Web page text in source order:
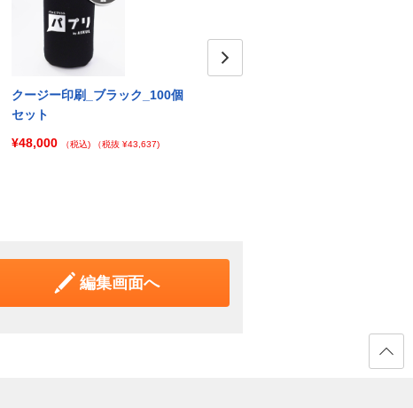
クージー印刷_ブラック_100個
セット
¥48,000
（税込) （税抜 ¥43,637)
編集画面へ